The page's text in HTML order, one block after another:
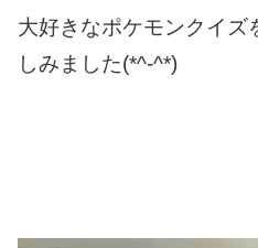
大好きなポケモンクイズ
しみました(*^-^*)